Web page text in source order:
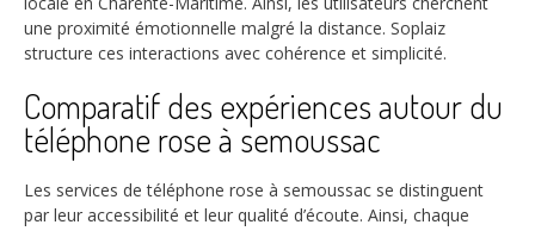
une proximité émotionnelle malgré la distance. Soplaiz
structure ces interactions avec cohérence et simplicité.
Comparatif des expériences autour du
téléphone rose à semoussac
Les services de téléphone rose à semoussac se distinguent
par leur accessibilité et leur qualité d’écoute. Ainsi, chaque